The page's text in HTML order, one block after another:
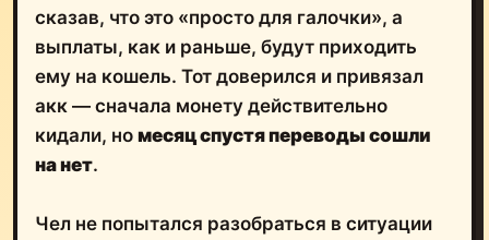
сказав, что это «просто для галочки», а
выплаты, как и раньше, будут приходить
ему на кошель. Тот доверился и привязал
акк — сначала монету действительно
кидали, но месяц спустя переводы сошли
на нет.
Чел не попытался разобраться в ситуации